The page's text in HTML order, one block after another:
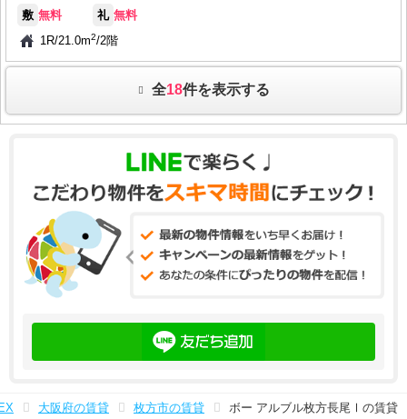
敷 無料 礼 無料
1R/21.0m2/2階
全18件を表示する
大阪府の賃貸 枚方市の賃貸 ボー アルブル枚方長尾Ⅰの賃貸